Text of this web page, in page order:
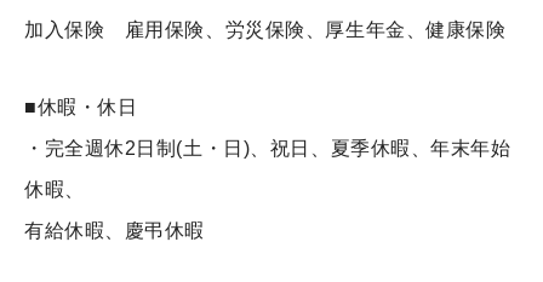
加入保険 雇用保険、労災保険、厚生年金、健康保険
■休暇・休日
・完全週休2日制(土・日)、祝日、夏季休暇、年末年始
休暇、
有給休暇、慶弔休暇